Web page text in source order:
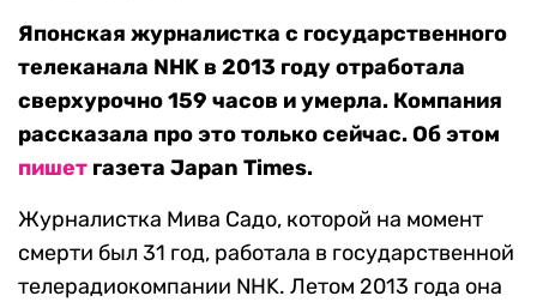
Японская журналистка с государственного
телеканала NHK в 2013 году отработала
сверхурочно 159 часов и умерла. Компания
рассказала про это только сейчас. Об этом
пишет газета Japan Times.
Журналистка Мива Садо, которой на момент
смерти был 31 год, работала в государственной
телерадиокомпании NHK. Летом 2013 года она